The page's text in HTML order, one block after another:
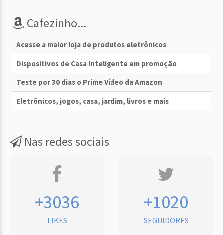
Cafezinho...
Acesse a maior loja de produtos eletrônicos
Dispositivos de Casa Inteligente em promoção
Teste por 30 dias o Prime Vídeo da Amazon
Eletrônicos, jogos, casa, jardim, livros e mais
Nas redes sociais
+3036
LIKES
+1020
SEGUIDORES